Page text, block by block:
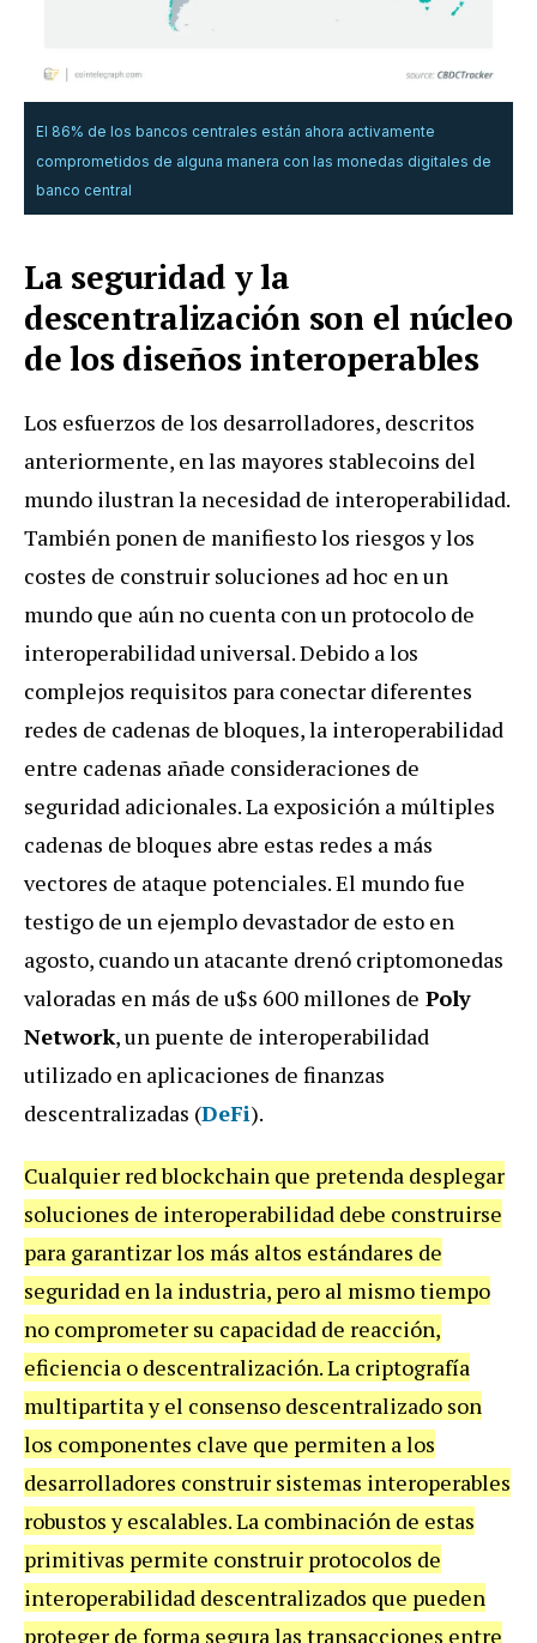
El 86% de los bancos centrales están ahora activamente
comprometidos de alguna manera con las monedas digitales de
banco central
La seguridad y la
descentralización son el núcleo
de los diseños interoperables
Los esfuerzos de los desarrolladores, descritos
anteriormente, en las mayores stablecoins del
mundo ilustran la necesidad de interoperabilidad.
También ponen de manifiesto los riesgos y los
costes de construir soluciones ad hoc en un
mundo que aún no cuenta con un protocolo de
interoperabilidad universal. Debido a los
complejos requisitos para conectar diferentes
redes de cadenas de bloques, la interoperabilidad
entre cadenas añade consideraciones de
seguridad adicionales. La exposición a múltiples
cadenas de bloques abre estas redes a más
vectores de ataque potenciales. El mundo fue
testigo de un ejemplo devastador de esto en
agosto, cuando un atacante drenó criptomonedas
valoradas en más de u$s 600 millones de Poly
Network, un puente de interoperabilidad
utilizado en aplicaciones de finanzas
descentralizadas (DeFi).
Cualquier red blockchain que pretenda desplegar
soluciones de interoperabilidad debe construirse
para garantizar los más altos estándares de
seguridad en la industria, pero al mismo tiempo
no comprometer su capacidad de reacción,
eficiencia o descentralización. La criptografía
multipartita y el consenso descentralizado son
los componentes clave que permiten a los
desarrolladores construir sistemas interoperables
robustos y escalables. La combinación de estas
primitivas permite construir protocolos de
interoperabilidad descentralizados que pueden
proteger de forma segura las transacciones entre